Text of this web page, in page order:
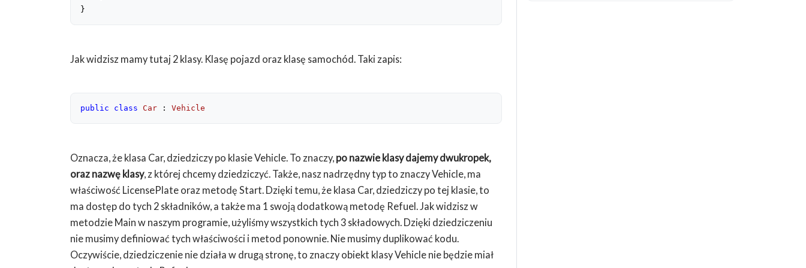
}
Jak widzisz mamy tutaj 2 klasy. Klasę pojazd oraz klasę samochód. Taki zapis:
public class Car : Vehicle
Oznacza, że klasa Car, dziedziczy po klasie Vehicle. To znaczy, po nazwie klasy dajemy dwukropek,
oraz nazwę klasy, z której chcemy dziedziczyć. Także, nasz nadrzędny typ to znaczy Vehicle, ma
właściwość LicensePlate oraz metodę Start. Dzięki temu, że klasa Car, dziedziczy po tej klasie, to
ma dostęp do tych 2 składników, a także ma 1 swoją dodatkową metodę Refuel. Jak widzisz w
metodzie Main w naszym programie, użyliśmy wszystkich tych 3 składowych. Dzięki dziedziczeniu
nie musimy definiować tych właściwości i metod ponownie. Nie musimy duplikować kodu.
Oczywiście, dziedziczenie nie działa w drugą stronę, to znaczy obiekt klasy Vehicle nie będzie miał